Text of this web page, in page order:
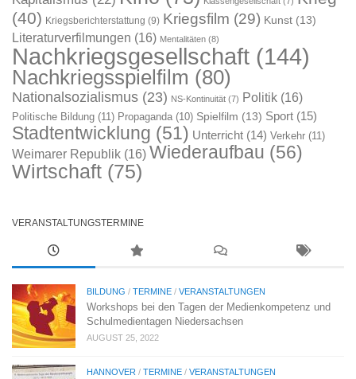
(40) Kriegsberichterstattung (9) Kriegsfilm (29) Kunst (13)
Literaturverfilmungen (16) Mentalitäten (8)
Nachkriegsgesellschaft (144)
Nachkriegsspielfilm (80)
Nationalsozialismus (23) NS-Kontinuität (7) Politik (16)
Politische Bildung (11) Propaganda (10) Spielfilm (13) Sport (15)
Stadtentwicklung (51) Unterricht (14) Verkehr (11)
Weimarer Republik (16) Wiederaufbau (56)
Wirtschaft (75)
VERANSTALTUNGSTERMINE
BILDUNG / TERMINE / VERANSTALTUNGEN
Workshops bei den Tagen der Medienkompetenz und
Schulmedientagen Niedersachsen
AUGUST 25, 2022
HANNOVER / TERMINE / VERANSTALTUNGEN